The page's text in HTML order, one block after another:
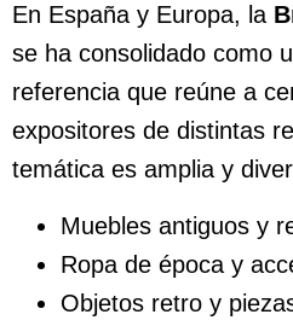
En España y Europa, la
se ha consolidado como
referencia que reúne a
expositores de distintas
temática es amplia y
Muebles antiguos y
Ropa de época y
Objetos retro y